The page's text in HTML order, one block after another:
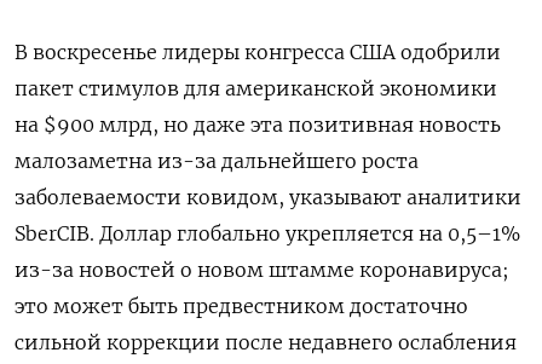
В воскресенье лидеры конгресса США одобрили
пакет стимулов для американской экономики
на $900 млрд, но даже эта позитивная новость
малозаметна из-за дальнейшего роста
заболеваемости ковидом, указывают аналитики
SberCIB. Доллар глобально укрепляется на 0,5–1%
из-за новостей о новом штамме коронавируса;
это может быть предвестником достаточно
сильной коррекции после недавнего ослабления